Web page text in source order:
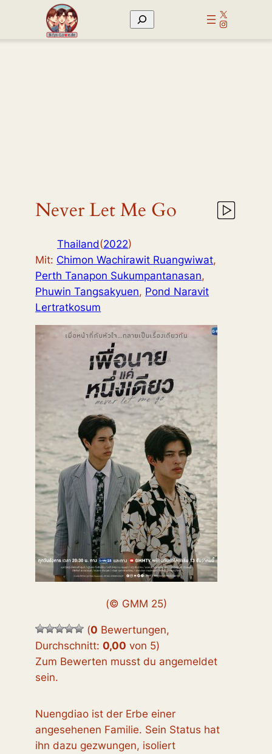
Suchen
X
Instagram
Never Let Me Go
Thailand(2022)
Mit: Chimon Wachirawit Ruangwiwat,
Perth Tanapon Sukumpantanasan,
Phuwin Tangsakyuen, Pond Naravit
Lertratkosum
(© GMM 25)
(0 Bewertungen,
Durchschnitt:0,00 von 5)
Zum Bewerten musst du angemeldet
sein.
Nuengdiao ist der Erbe einer
angesehenen Familie. Sein Status hat
ihn dazu gezwungen, isoliert